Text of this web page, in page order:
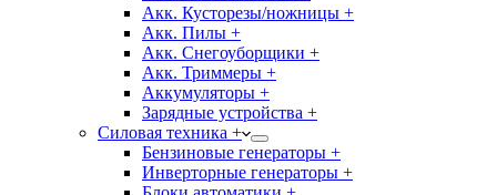
Акк. Кусторезы/ножницы +
Акк. Пилы +
Акк. Снегоуборщики +
Акк. Триммеры +
Аккумуляторы +
Зарядные устройства +
Силовая техника +
Бензиновые генераторы +
Инверторные генераторы +